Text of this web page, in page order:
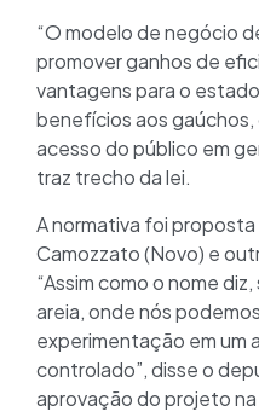
“O modelo de negócio
promover ganhos de
vantagens para o
benefícios aos
acesso do público em
traz trecho da lei.
A normativa foi
Camozzato (Novo) e
“Assim como o nome
areia, onde nós
experimentação em um
controlado”, disse o
aprovação do projeto na